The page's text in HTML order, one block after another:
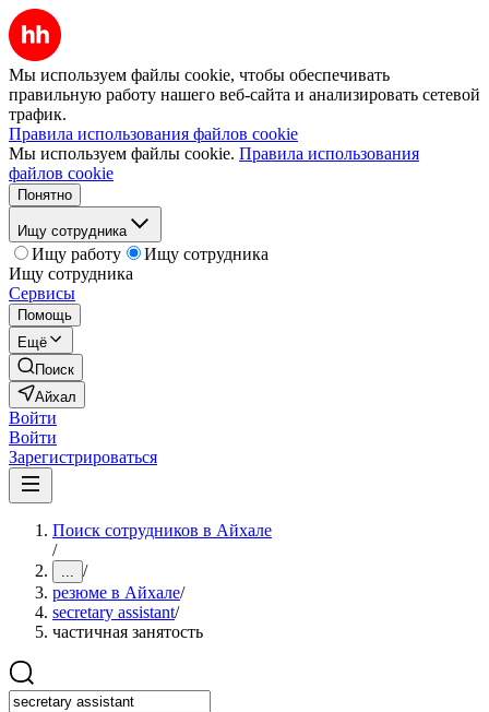
Мы используем файлы cookie, чтобы обеспечивать
правильную работу нашего веб-сайта и анализировать сетевой
трафик.
Правила использования файлов cookie
Мы используем файлы cookie. Правила использования
файлов cookie
Понятно
Ищу сотрудника
Ищу работу
Ищу сотрудника
Ищу сотрудника
Сервисы
Помощь
Ещё
Поиск
Айхал
Войти
Войти
Зарегистрироваться
Поиск сотрудников в Айхале
/
... /
резюме в Айхале/
secretary assistant/
частичная занятость